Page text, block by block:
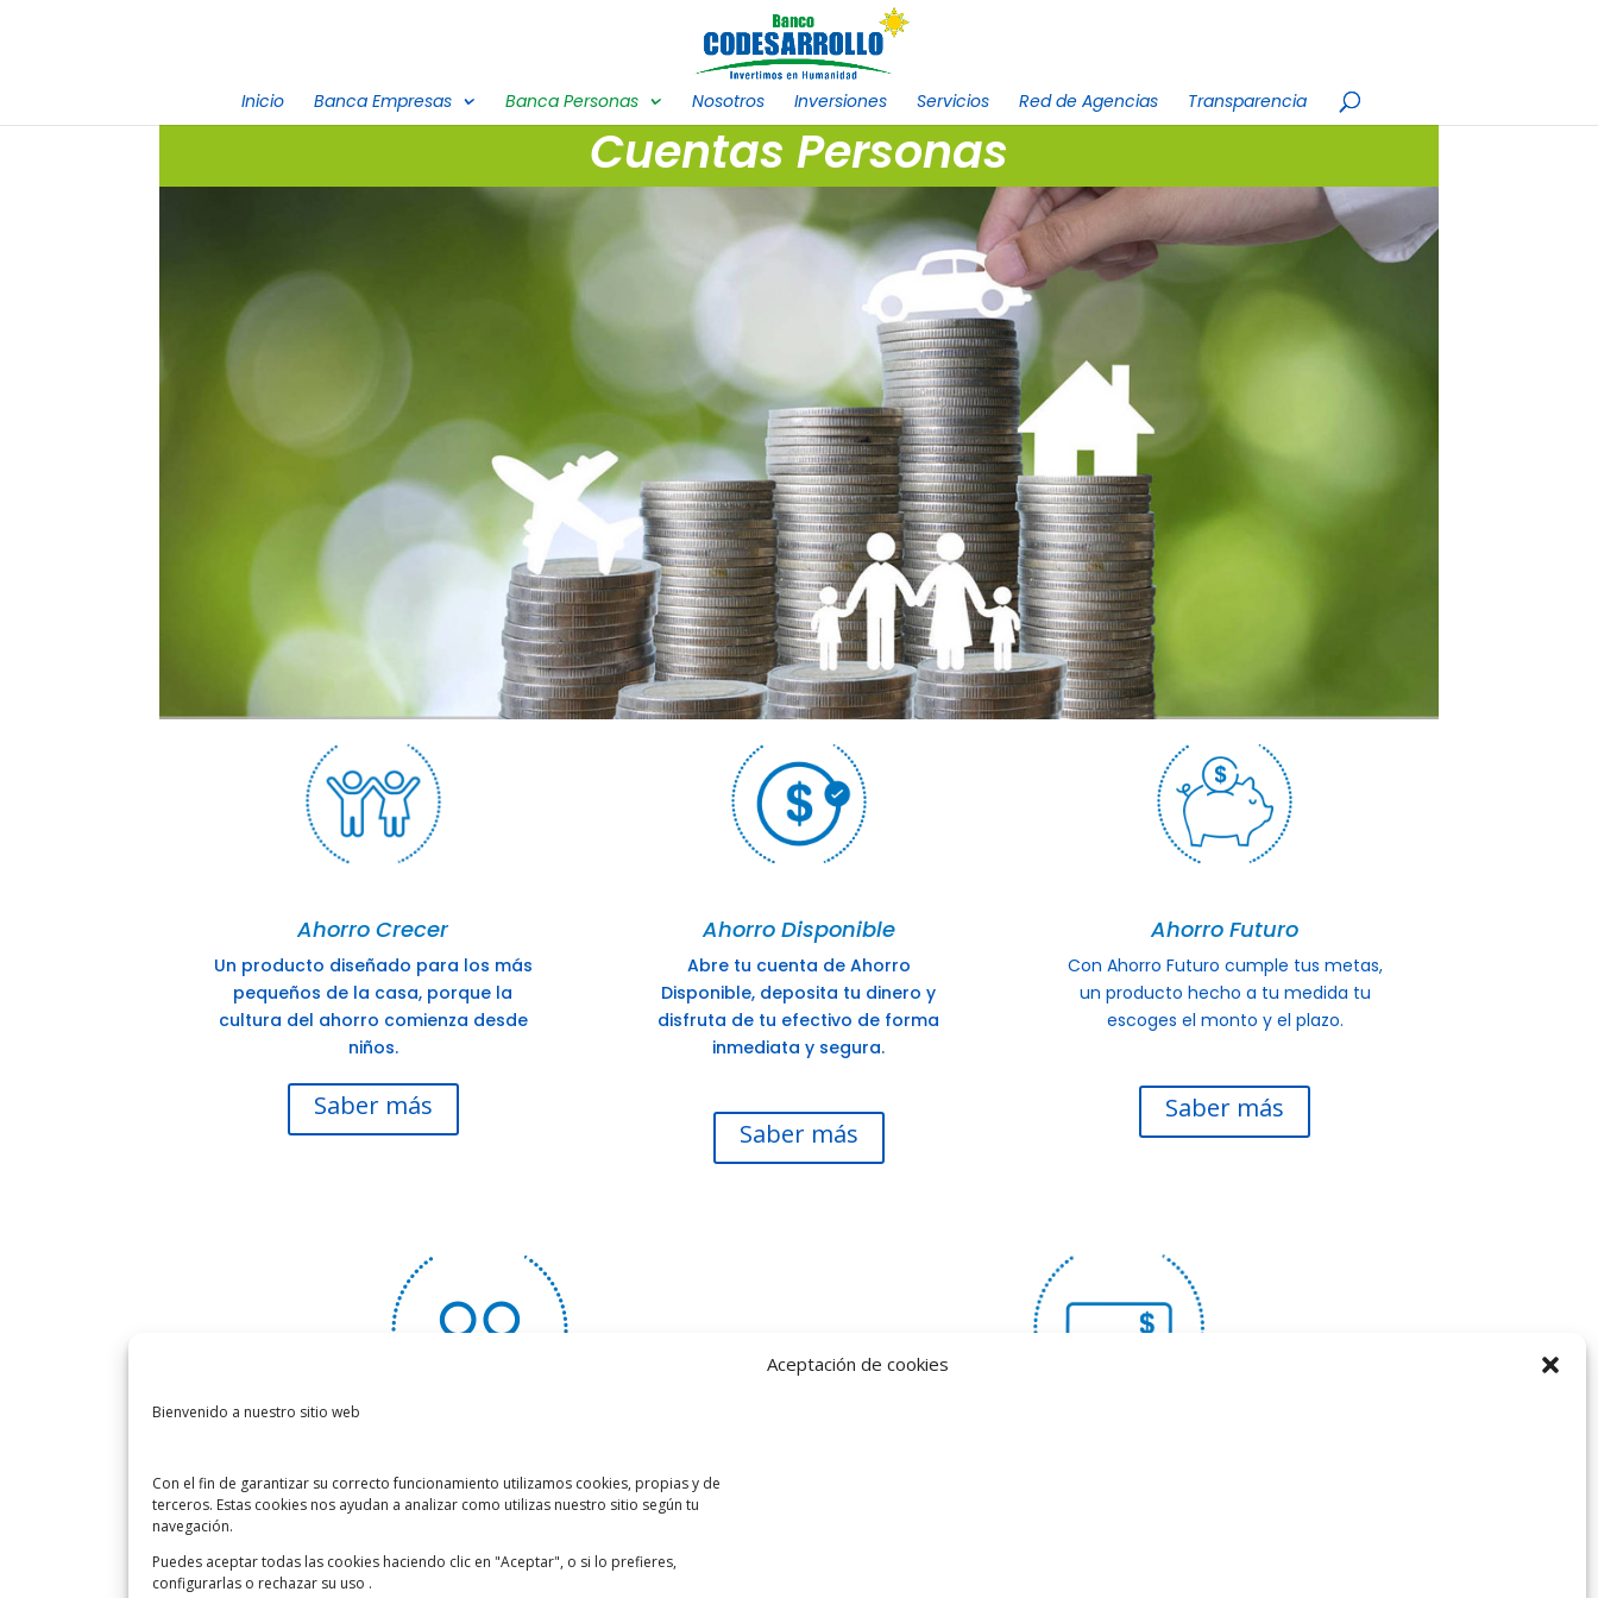
Aceptación de cookies
Bienvenido a nuestro sitio web
Con el fin de garantizar su correcto funcionamiento utilizamos cookies, propias y de
terceros. Estas cookies nos ayudan a analizar como utilizas nuestro sitio según tu
navegación.
Puedes aceptar todas las cookies haciendo clic en "Aceptar", o si lo prefieres,
configurarlas o rechazar su uso .
Inicio Banca Empresas Banca Personas Nosotros Inversiones Servicios Red de Agencias Transparencia
Cuentas Personas
Ahorro Crecer
Un producto diseñado para los más
pequeños de la casa, porque la
cultura del ahorro comienza desde
niños.
Saber más
Ahorro Disponible
Abre tu cuenta de Ahorro
Disponible, deposita tu dinero y
disfruta de tu efectivo de forma
inmediata y segura.
Saber más
Ahorro Futuro
Con Ahorro Futuro cumple tus metas,
un producto hecho a tu medida tu
escoges el monto y el plazo.
Saber más
Ahorro Social
Es una cuenta de ahorro disponible destinada para las
desarrollo humano y pensiones en las cuentas de ahorro.